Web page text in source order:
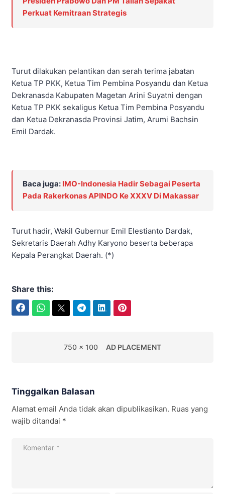
Perkuat Kemitraan Strategis
Turut dilakukan pelantikan dan serah terima jabatan
Ketua TP PKK, Ketua Tim Pembina Posyandu dan Ketua
Dekranasda Kabupaten Magetan Arini Suyatni dengan
Ketua TP PKK sekaligus Ketua Tim Pembina Posyandu
dan Ketua Dekranasda Provinsi Jatim, Arumi Bachsin
Emil Dardak.
Baca juga: IMO-Indonesia Hadir Sebagai Peserta
Pada Rakerkonas APINDO Ke XXXV Di Makassar
Turut hadir, Wakil Gubernur Emil Elestianto Dardak,
Sekretaris Daerah Adhy Karyono beserta beberapa
Kepala Perangkat Daerah. (*)
Share this:
750 x 100 AD PLACEMENT
Tinggalkan Balasan
Alamat email Anda tidak akan dipublikasikan. Ruas yang
wajib ditandai *